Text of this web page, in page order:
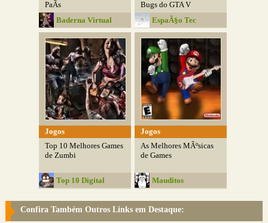
PaÃ­s
Baderna Virtual
Bugs do GTA V
EspaÃ§o Tec
Jogos
Top 10 Melhores Games
de Zumbi
Top 10 Digital
Jogos
As Melhores MÃºsicas
de Games
Mauditos
Confira Também Outros Links em Destaque: